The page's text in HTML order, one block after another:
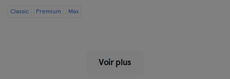
Classic Premium Max
Voir plus